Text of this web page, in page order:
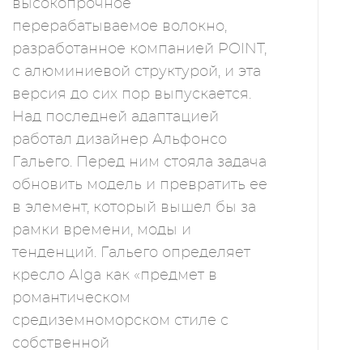
высокопрочное
перерабатываемое волокно,
разработанное компанией POINT,
с алюминиевой структурой, и эта
версия до сих пор выпускается.
Над последней адаптацией
работал дизайнер Альфонсо
Гальего. Перед ним стояла задача
обновить модель и превратить ее
в элемент, который вышел бы за
рамки времени, моды и
тенденций. Гальего определяет
кресло Alga как «предмет в
романтическом
средиземноморском стиле с
собственной